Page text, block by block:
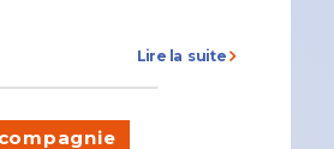
Lire la suite